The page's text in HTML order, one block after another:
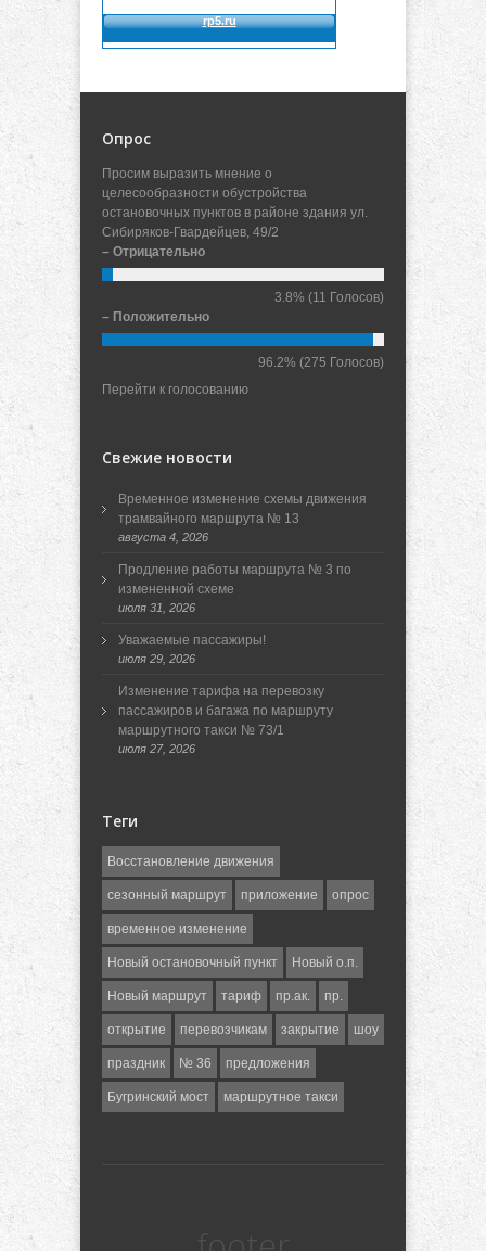
Опрос
Просим выразить мнение о
целесообразности обустройства
остановочных пунктов в районе здания ул.
Сибиряков-Гвардейцев, 49/2
– Отрицательно
3.8% (11 Голосов)
– Положительно
96.2% (275 Голосов)
Перейти к голосованию
Свежие новости
Временное изменение схемы движения
трамвайного маршрута № 13
августа 4, 2026
Продление работы маршрута № 3 по
измененной схеме
июля 31, 2026
Уважаемые пассажиры!
июля 29, 2026
Изменение тарифа на перевозку
пассажиров и багажа по маршруту
маршрутного такси № 73/1
июля 27, 2026
Теги
Восстановление движения
сезонный маршрут приложение опрос
временное изменение
Новый остановочный пункт Новый о.п.
Новый маршрут тариф пр.ак. пр.
открытие перевозчикам закрытие шоу
праздник № 36 предложения
Бугринский мост маршрутное такси